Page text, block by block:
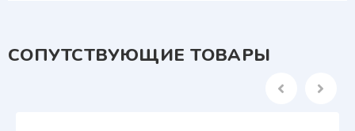
СОПУТСТВУЮЩИЕ ТОВАРЫ